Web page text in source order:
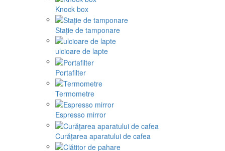
Knock box
Stație de tamponare
ulcioare de lapte
Portafilter
Termometre
Espresso mirror
Curățarea aparatului de cafea